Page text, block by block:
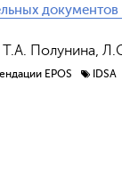
Полунина,
EPOS IDSA